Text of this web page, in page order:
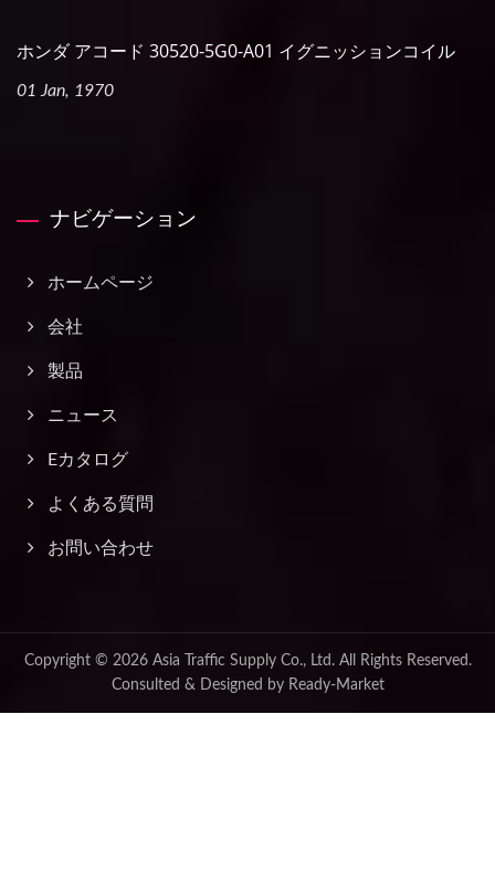
ホンダ アコード 30520-5G0-A01 イグニッションコイル
01 Jan, 1970
ナビゲーション
ホームページ
会社
製品
ニュース
Eカタログ
よくある質問
お問い合わせ
Copyright © 2026 Asia Traffic Supply Co., Ltd.All Rights Reserved.
Consulted & Designed by Ready-Market